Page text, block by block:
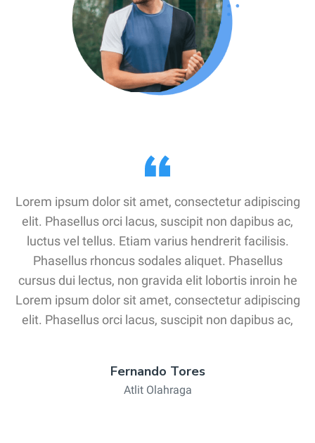
Lorem ipsum dolor sit amet, consectetur adipiscing
elit. Phasellus orci lacus, suscipit non dapibus ac,
luctus vel tellus. Etiam varius hendrerit facilisis.
Phasellus rhoncus sodales aliquet. Phasellus
cursus dui lectus, non gravida elit lobortis inroin he
Lorem ipsum dolor sit amet, consectetur adipiscing
elit. Phasellus orci lacus, suscipit non dapibus ac,
Fernando Tores
Atlit Olahraga